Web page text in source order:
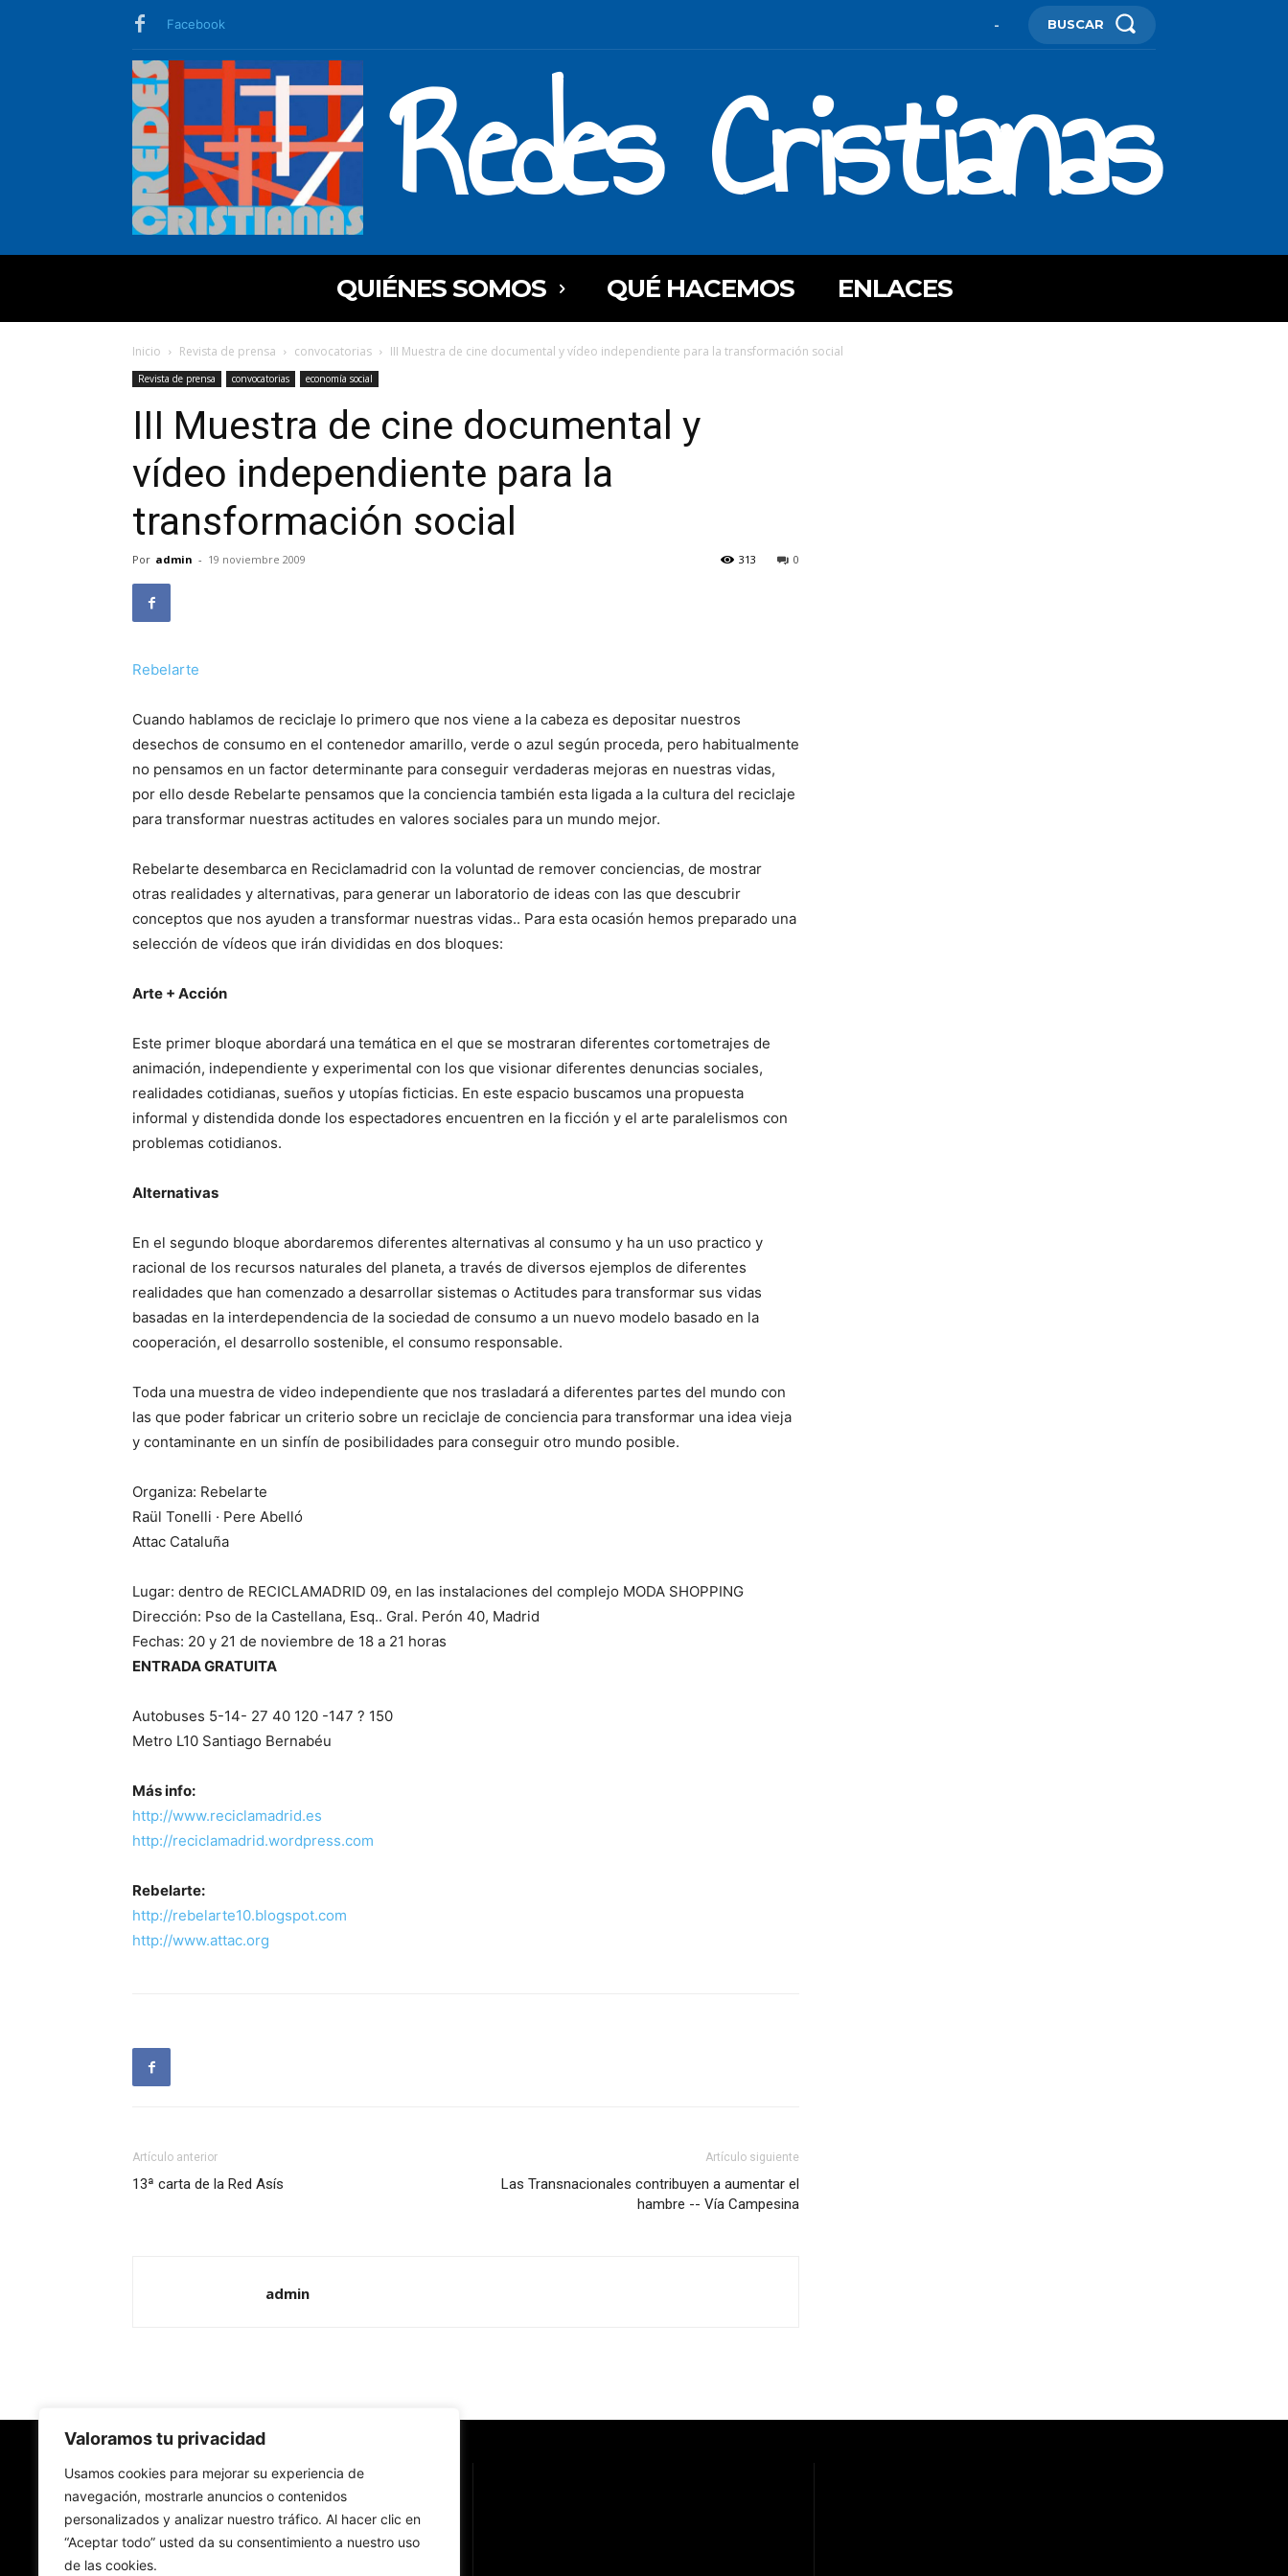
Valoramos tu privacidad
Usamos cookies para mejorar su experiencia de
navegación, mostrarle anuncios o contenidos
personalizados y analizar nuestro tráfico. Al hacer clic en
“Aceptar todo” usted da su consentimiento a nuestro uso
de las cookies.
Facebook - BUSCAR
Redes Cristianas
QUIÉNES SOMOS QUÉ HACEMOS ENLACES
Inicio Revista de prensa convocatorias III Muestra de cine documental y vídeo independiente para la transformación social
Revista de prensa convocatorias economía social
III Muestra de cine documental y
vídeo independiente para la
transformación social
Por admin - 19 noviembre 2009 0
313
Rebelarte
Cuando hablamos de reciclaje lo primero que nos viene a la cabeza es depositar nuestros
desechos de consumo en el contenedor amarillo, verde o azul según proceda, pero habitualmente
no pensamos en un factor determinante para conseguir verdaderas mejoras en nuestras vidas,
por ello desde Rebelarte pensamos que la conciencia también esta ligada a la cultura del reciclaje
para transformar nuestras actitudes en valores sociales para un mundo mejor.
Rebelarte desembarca en Reciclamadrid con la voluntad de remover conciencias, de mostrar
otras realidades y alternativas, para generar un laboratorio de ideas con las que descubrir
conceptos que nos ayuden a transformar nuestras vidas.. Para esta ocasión hemos preparado una
selección de vídeos que irán divididas en dos bloques:
Arte + Acción
Este primer bloque abordará una temática en el que se mostraran diferentes cortometrajes de
animación, independiente y experimental con los que visionar diferentes denuncias sociales,
realidades cotidianas, sueños y utopías ficticias. En este espacio buscamos una propuesta
informal y distendida donde los espectadores encuentren en la ficción y el arte paralelismos con
problemas cotidianos.
Alternativas
En el segundo bloque abordaremos diferentes alternativas al consumo y ha un uso practico y
racional de los recursos naturales del planeta, a través de diversos ejemplos de diferentes
realidades que han comenzado a desarrollar sistemas o Actitudes para transformar sus vidas
basadas en la interdependencia de la sociedad de consumo a un nuevo modelo basado en la
cooperación, el desarrollo sostenible, el consumo responsable.
Toda una muestra de video independiente que nos trasladará a diferentes partes del mundo con
las que poder fabricar un criterio sobre un reciclaje de conciencia para transformar una idea vieja
y contaminante en un sinfín de posibilidades para conseguir otro mundo posible.
Organiza: Rebelarte
Raül Tonelli · Pere Abelló
Attac Cataluña
Lugar: dentro de RECICLAMADRID 09, en las instalaciones del complejo MODA SHOPPING
Dirección: Pso de la Castellana, Esq.. Gral. Perón 40, Madrid
Fechas: 20 y 21 de noviembre de 18 a 21 horas
ENTRADA GRATUITA
Autobuses 5-14- 27 40 120 -147 ? 150
Metro L10 Santiago Bernabéu
Más info:
http://www.reciclamadrid.es
http://reciclamadrid.wordpress.com
Rebelarte:
http://rebelarte10.blogspot.com
http://www.attac.org
Artículo anterior
13ª carta de la Red Asís
Artículo siguiente
Las Transnacionales contribuyen a aumentar el
hambre -- Vía Campesina
admin
Redes Cristianas
Una mirada alternativa sobre la Iglesia católica y la
- Colectivos de Redes Cristianas